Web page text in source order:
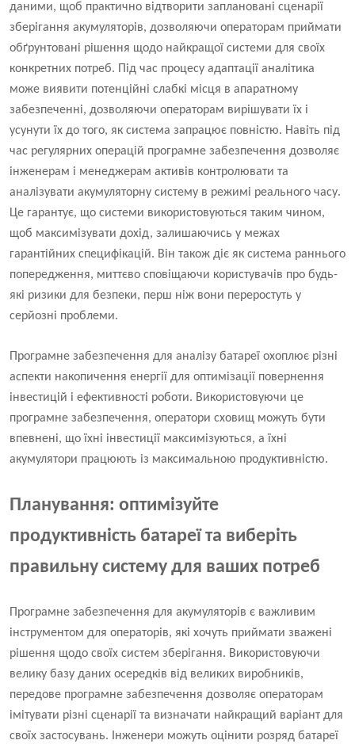
даними, щоб практично відтворити заплановані сценарії
зберігання акумуляторів, дозволяючи операторам приймати
обґрунтовані рішення щодо найкращої системи для своїх
конкретних потреб. Під час процесу адаптації аналітика
може виявити потенційні слабкі місця в апаратному
забезпеченні, дозволяючи операторам вирішувати їх і
усунути їх до того, як система запрацює повністю. Навіть під
час регулярних операцій програмне забезпечення дозволяє
інженерам і менеджерам активів контролювати та
аналізувати акумуляторну систему в режимі реального часу.
Це гарантує, що системи використовуються таким чином,
щоб максимізувати дохід, залишаючись у межах
гарантійних специфікацій. Він також діє як система раннього
попередження, миттєво сповіщаючи користувачів про будь-
які ризики для безпеки, перш ніж вони переростуть у
серйозні проблеми.
Програмне забезпечення для аналізу батареї охоплює різні
аспекти накопичення енергії для оптимізації повернення
інвестицій і ефективності роботи. Використовуючи це
програмне забезпечення, оператори сховищ можуть бути
впевнені, що їхні інвестиції максимізуються, а їхні
акумулятори працюють із максимальною продуктивністю.
Планування: оптимізуйте
продуктивність батареї та виберіть
правильну систему для ваших потреб
Програмне забезпечення для акумуляторів є важливим
інструментом для операторів, які хочуть приймати зважені
рішення щодо своїх систем зберігання. Використовуючи
велику базу даних осередків від великих виробників,
передове програмне забезпечення дозволяє операторам
імітувати різні сценарії та визначати найкращий варіант для
своїх застосувань. Інженери можуть оцінити розряд батареї